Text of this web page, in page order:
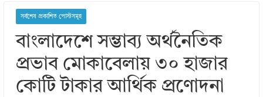
সর্বশেষ প্রকাশিত পোস্টসমূহ
বাংলাদেশে সম্ভাব্য অর্থনৈতিক
প্রভাব মােকাবেলায় ৩০ হাজার
কোটি টাকার আর্থিক প্রণোদনা